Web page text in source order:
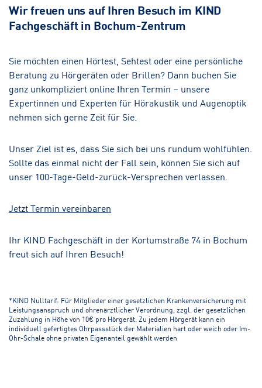
Wir freuen uns auf Ihren Besuch im KIND
Fachgeschäft in Bochum-Zentrum
Sie möchten einen Hörtest, Sehtest oder eine persönliche
Beratung zu Hörgeräten oder Brillen? Dann buchen Sie
ganz unkompliziert online Ihren Termin – unsere
Expertinnen und Experten für Hörakustik und Augenoptik
nehmen sich gerne Zeit für Sie.
Unser Ziel ist es, dass Sie sich bei uns rundum wohlfühlen.
Sollte das einmal nicht der Fall sein, können Sie sich auf
unser 100-Tage-Geld-zurück-Versprechen verlassen.
Jetzt Termin vereinbaren
Ihr KIND Fachgeschäft in der Kortumstraße 74 in Bochum
freut sich auf Ihren Besuch!
*KIND Nulltarif: Für Mitglieder einer gesetzlichen Krankenversicherung mit
Leistungsanspruch und ohrenärztlicher Verordnung, zzgl. der gesetzlichen
Zuzahlung in Höhe von 10€ pro Hörgerät. Zu jedem Hörgerät kann ein
individuell gefertigtes Ohrpassstück der Materialien hart oder weich oder Im-
Ohr-Schale ohne privaten Eigenanteil gewählt werden